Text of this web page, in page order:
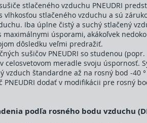
stlačeného vzduchu PNEUDRI
vlhkosťou stlačeného vzduchu a sú
Iba úplne čistý a suchý stlačený
maximálnymi úsporami, akákoľvek
dôsledku veľmi predražiť.
sušičov PNEUDRI so studenou
celosvetovom meradle svoju úspornosť.
vzduch štandardne až na rosný bod -40
PNEUDRI dodať v modifikácii pre rosný
podľa rosného bodu vzduchu